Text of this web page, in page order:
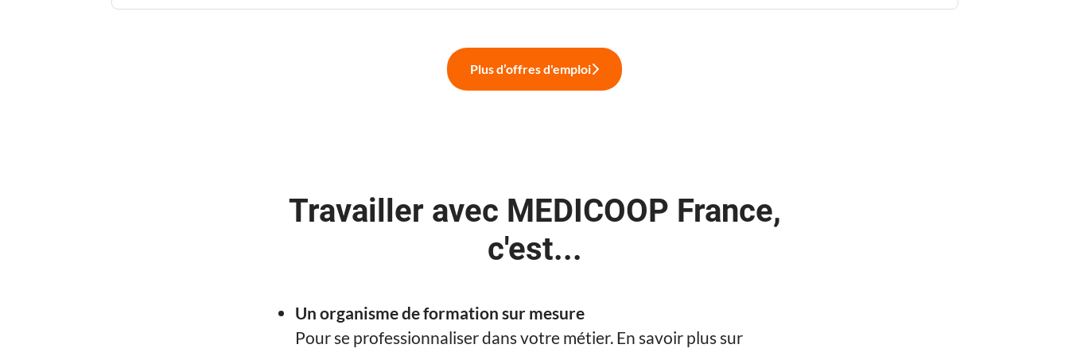
Plus d’offres d'emploi
Travailler avec MEDICOOP France,
c'est...
Un organisme de formation sur mesure
Pour se professionnaliser dans votre métier. En savoir plus sur